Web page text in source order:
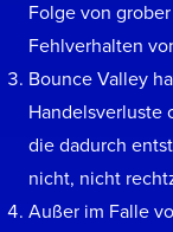
Folge von
Fehlverhalten
Bounce Valley
Handelsverluste
die dadurch
nicht, nicht
Außer im Falle